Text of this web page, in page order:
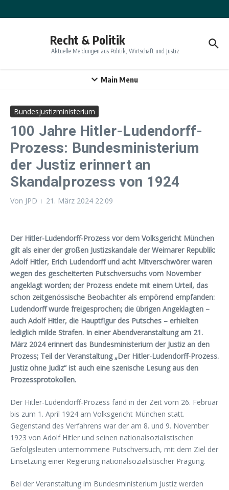
Recht & Politik
Aktuelle Meldungen aus Politik, Wirtschaft und Justiz
Main Menu
Bundesjustizministerium
100 Jahre Hitler-Ludendorff-
Prozess: Bundesministerium
der Justiz erinnert an
Skandalprozess von 1924
Von JPD 21. März 2024 22:09
Der Hitler-Ludendorff-Prozess vor dem Volksgericht München
gilt als einer der großen Justizskandale der Weimarer Republik:
Adolf Hitler, Erich Ludendorff und acht Mitverschwörer waren
wegen des gescheiterten Putschversuchs vom November
angeklagt worden; der Prozess endete mit einem Urteil, das
schon zeitgenössische Beobachter als empörend empfanden:
Ludendorff wurde freigesprochen; die übrigen Angeklagten –
auch Adolf Hitler, die Hauptfigur des Putsches – erhielten
lediglich milde Strafen. In einer Abendveranstaltung am 21.
März 2024 erinnert das Bundesministerium der Justiz an den
Prozess; Teil der Veranstaltung „Der Hitler-Ludendorff-Prozess.
Justiz ohne Judiz“ ist auch eine szenische Lesung aus den
Prozessprotokollen.
Der Hitler-Ludendorff-Prozess fand in der Zeit vom 26. Februar
bis zum 1. April 1924 am Volksgericht München statt.
Gegenstand des Verfahrens war der am 8. und 9. November
1923 von Adolf Hitler und seinen nationalsozialistischen
Gefolgsleuten unternommene Putschversuch, mit dem Ziel der
Einsetzung einer Regierung nationalsozialistischer Prägung.
Bei der Veranstaltung im Bundesministerium Justiz werden